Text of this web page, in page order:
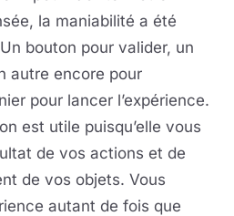
la maniabilité a été
bouton pour valider, un
autre encore pour
pour lancer l’expérience.
est utile puisqu’elle vous
de vos actions et de
de vos objets. Vous
autant de fois que